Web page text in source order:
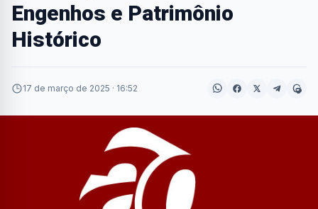
Engenhos e Patrimônio
Histórico
17 de março de 2025 · 16:52